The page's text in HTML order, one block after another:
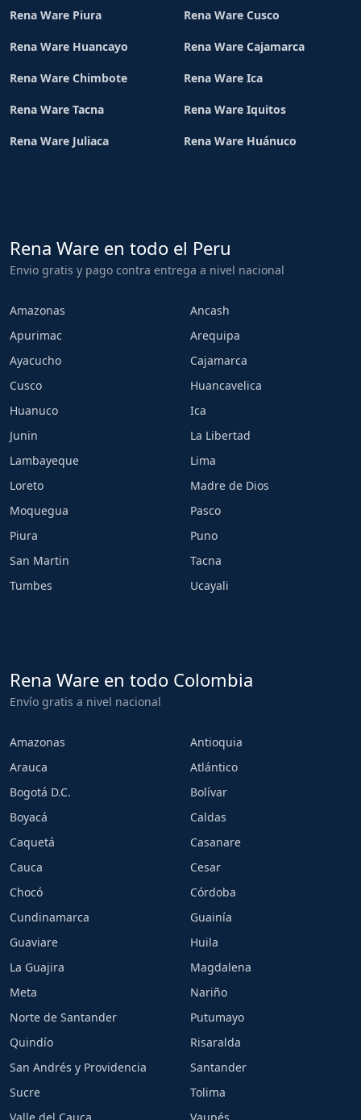
Rena Ware Piura Rena Ware Cusco
Rena Ware Huancayo Rena Ware Cajamarca
Rena Ware Chimbote Rena Ware Ica
Rena Ware Tacna Rena Ware Iquitos
Rena Ware Juliaca Rena Ware Huánuco
Rena Ware en todo el Peru
Envio gratis y pago contra entrega a nivel nacional
Amazonas
Ancash
Apurimac
Arequipa
Ayacucho
Cajamarca
Cusco
Huancavelica
Huanuco
Ica
Junin
La Libertad
Lambayeque
Lima
Loreto
Madre de Dios
Moquegua
Pasco
Piura
Puno
San Martin
Tacna
Tumbes
Ucayali
Rena Ware en todo Colombia
Envío gratis a nivel nacional
Amazonas
Antioquia
Arauca
Atlántico
Bogotá D.C.
Bolívar
Boyacá
Caldas
Caquetá
Casanare
Cauca
Cesar
Chocó
Córdoba
Cundinamarca
Guainía
Guaviare
Huila
La Guajira
Magdalena
Meta
Nariño
Norte de Santander
Putumayo
Quindío
Risaralda
San Andrés y Providencia
Santander
Sucre
Tolima